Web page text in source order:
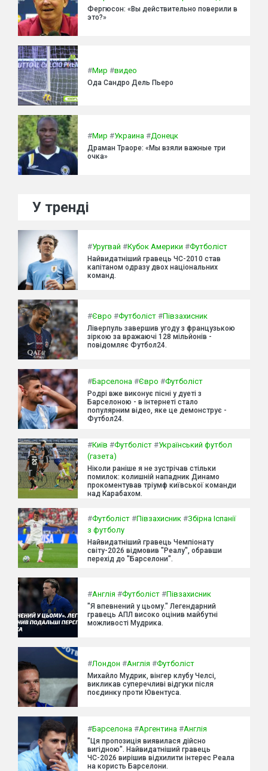
Фергюсон: «Вы действительно поверили в
это?»
#Мир #видео
Ода Сандро Дель Пьеро
#Мир #Украина #Донецк
Драман Траоре: «Мы взяли важные три
очка»
У тренді
#Уругвай #Кубок Америки #Футболіст
Найвидатніший гравець ЧС-2010 став
капітаном одразу двох національних
команд.
#Євро #Футболіст #Півзахисник
Ліверпуль завершив угоду з французькою
зіркою за вражаючі 128 мільйонів -
повідомляє Футбол24.
#Барселона #Євро #Футболіст
Родрі вже виконує пісні у дуеті з
Барселоною - в інтернеті стало
популярним відео, яке це демонструє -
Футбол24.
#Київ #Футболіст #Український футбол
(газета)
Ніколи раніше я не зустрічав стільки
помилок: колишній нападник Динамо
прокоментував тріумф київської команди
над Карабахом.
#Футболіст #Півзахисник #Збірна Іспанії
з футболу
Найвидатніший гравець Чемпіонату
світу-2026 відмовив "Реалу", обравши
перехід до "Барселони".
#Англія #Футболіст #Півзахисник
"Я впевнений у цьому." Легендарний
гравець АПЛ високо оцінив майбутні
можливості Мудрика.
#Лондон #Англія #Футболіст
Михайло Мудрик, вінгер клубу Челсі,
викликав суперечливі відгуки після
поєдинку проти Ювентуса.
#Барселона #Аргентина #Англія
"Ця пропозиція виявилася дійсно
вигідною". Найвидатніший гравець
ЧС-2026 вирішив відхилити інтерес Реала
на користь Барселони.